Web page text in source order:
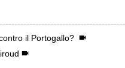
il Portogallo?